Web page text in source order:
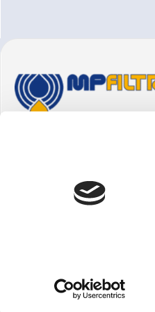
Vai
alla
home
20042 Pessano con Bornago (MI)